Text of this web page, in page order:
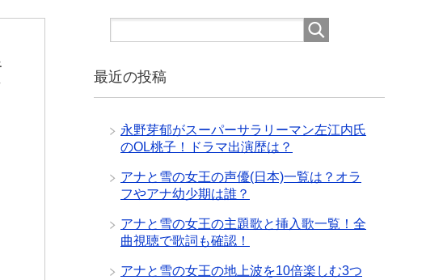
最近の投稿
永野芽郁がスーパーサラリーマン左江内氏
のOL桃子！ドラマ出演歴は？
アナと雪の女王の声優(日本)一覧は？オラ
フやアナ幼少期は誰？
アナと雪の女王の主題歌と挿入歌一覧！全
曲視聴で歌詞も確認！
アナと雪の女王の地上波を10倍楽しむ3つ